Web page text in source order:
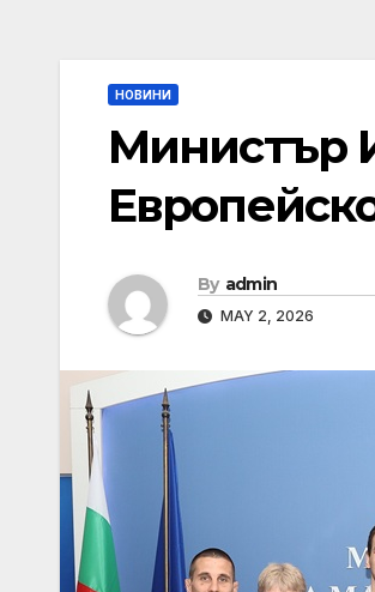
НОВИНИ
Министър
By admin
MAY 2, 2026